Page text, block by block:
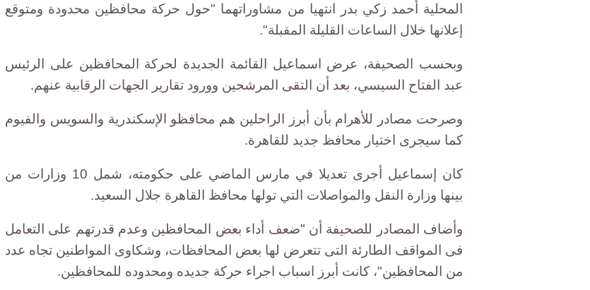
المحلية أحمد زكي بدر انتهيا من مشاوراتهما "حول حركة محافظين محدودة ومتوقع
إعلانها خلال الساعات القليلة المقبلة".
وبحسب الصحيفة، عرض اسماعيل القائمة الجديدة لحركة المحافظين على الرئيس
عبد الفتاح السيسي، بعد أن التقى المرشحين وورود تقارير الجهات الرقابية عنهم.
وصرحت مصادر للأهرام بأن أبرز الراحلين هم محافظو الإسكندرية والسويس والفيوم
كما سيجرى اختيار محافظ جديد للقاهرة.
كان إسماعيل أجرى تعديلا في مارس الماضي على حكومته، شمل 10 وزارات من
بينها وزارة النقل والمواصلات التي تولها محافظ القاهرة جلال السعيد.
وأضاف المصادر للصحيفة أن "ضعف أداء بعض المحافظين وعدم قدرتهم على التعامل
فى المواقف الطارئة التى تتعرض لها بعض المحافظات، وشكاوى المواطنين تجاه عدد
من المحافظين"، كانت أبرز اسباب اجراء حركة جديده ومحدوده للمحافظين.